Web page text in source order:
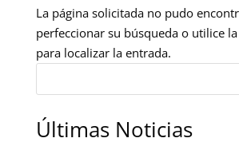
La página solicitada no pudo
perfeccionar su búsqueda o utilice
para localizar la entrada.
Últimas Noticias